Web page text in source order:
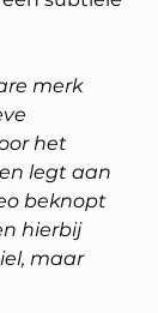
merk
het
legt aan
beknopt
hierbij
maar